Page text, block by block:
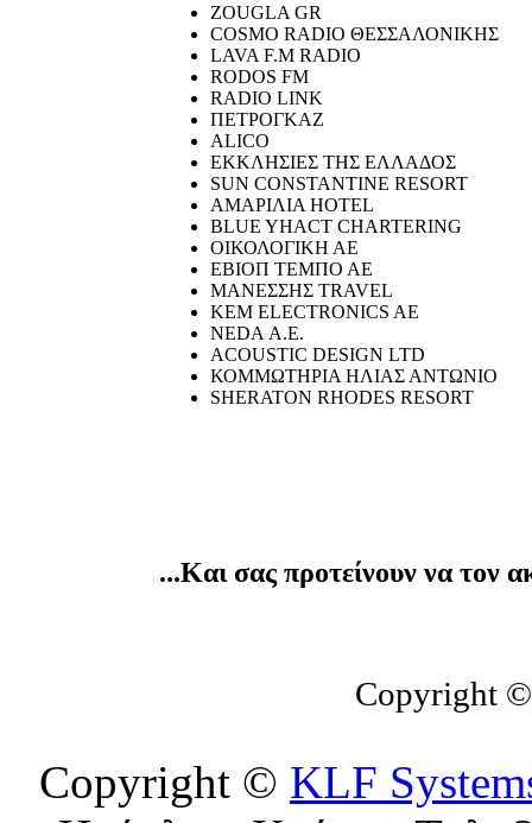
ZOUGLA GR
COSMO RADIO ΘΕΣΣΑΛΟΝΙΚΗΣ
LAVA F.M RADIO
RODOS FM
RADIO LINK
ΠΕΤΡΟΓΚΑΖ
ALICO
ΕΚΚΛΗΣΙΕΣ ΤΗΣ ΕΛΛΑΔΟΣ
SUN CONSTANTINE RESORT
ΑΜΑΡΙΛΙΑ HOTEL
BLUE YHACT CHARTERING
ΟΙΚΟΛΟΓΙΚΗ ΑΕ
ΕΒΙΟΠ ΤΕΜΠΟ ΑΕ
ΜΑΝΕΣΣΗΣ TRAVEL
KEM ELECTRONICS AE
NEDA Α.Ε.
ACOUSTIC DESIGN LTD
ΚΟΜΜΩΤΗΡΙΑ ΗΛΙΑΣ ΑΝΤΩΝΙΟ
SHERATON RHODES RESORT
...Και σας προτείνουν να τον
Copyright
Copyright © KLF